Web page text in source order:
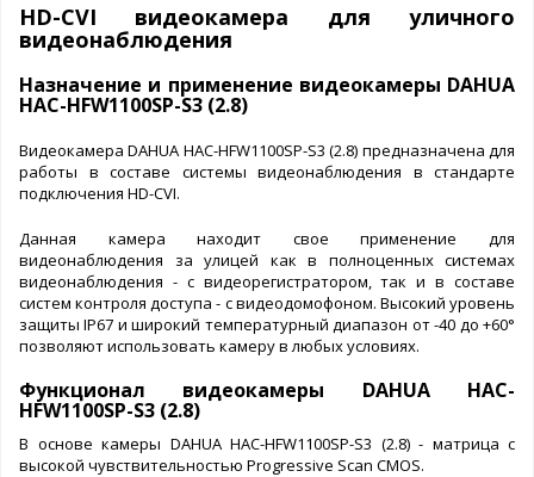
HD-CVI видеокамера для уличного
видеонаблюдения
Назначение и применение видеокамеры DAHUA
HAC-HFW1100SP-S3 (2.8)
Видеокамера DAHUA HAC-HFW1100SP-S3 (2.8) предназначена для
работы в составе системы видеонаблюдения в стандарте
подключения HD-CVI.
Данная камера находит свое применение для
видеонаблюдения за улицей как в полноценных системах
видеонаблюдения - с видеорегистратором, так и в составе
систем контроля доступа - с видеодомофоном. Высокий уровень
защиты IP67 и широкий температурный диапазон от -40 до +60°
позволяют использовать камеру в любых условиях.
Функционал видеокамеры DAHUA HAC-
HFW1100SP-S3 (2.8)
В основе камеры DAHUA HAC-HFW1100SP-S3 (2.8) - матрица с
высокой чувствительностью Progressive Scan CMOS.